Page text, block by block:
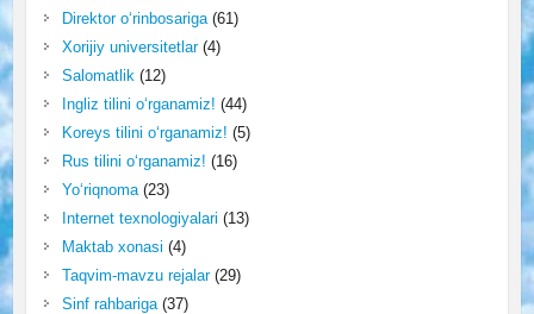
Direktor o‘rinbosariga(61)
Xorijiy universitetlar(4)
Salomatlik(12)
Ingliz tilini o‘rganamiz! (44)
Koreys tilini o‘rganamiz! (5)
Rus tilini o‘rganamiz! (16)
Yo‘riqnoma(23)
Internet texnologiyalari (13)
Maktab xonasi (4)
Taqvim-mavzu rejalar(29)
Sinf rahbariga(37)